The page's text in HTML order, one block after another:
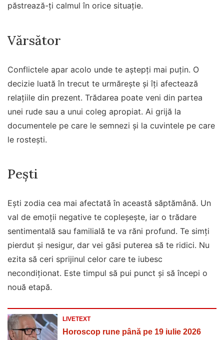
păstrează-ți calmul în orice situație.
Vărsător
Conflictele apar acolo unde te aștepți mai puțin. O
decizie luată în trecut te urmărește și îți afectează
relațiile din prezent. Trădarea poate veni din partea
unei rude sau a unui coleg apropiat. Ai grijă la
documentele pe care le semnezi și la cuvintele pe care
le rostești.
Pești
Ești zodia cea mai afectată în această săptămână. Un
val de emoții negative te copleșește, iar o trădare
sentimentală sau familială te va răni profund. Te simți
pierdut și nesigur, dar vei găsi puterea să te ridici. Nu
ezita să ceri sprijinul celor care te iubesc
necondiționat. Este timpul să pui punct și să începi o
nouă etapă.
LIVETEXT
Horoscop rune până pe 19 iulie 2026